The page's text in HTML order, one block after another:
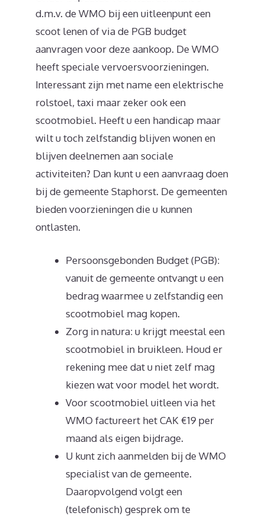
d.m.v. de WMO bij een uitleenpunt een
scoot lenen of via de PGB budget
aanvragen voor deze aankoop. De WMO
heeft speciale vervoersvoorzieningen.
Interessant zijn met name een elektrische
rolstoel, taxi maar zeker ook een
scootmobiel. Heeft u een handicap maar
wilt u toch zelfstandig blijven wonen en
blijven deelnemen aan sociale
activiteiten? Dan kunt u een aanvraag doen
bij de gemeente Staphorst. De gemeenten
bieden voorzieningen die u kunnen
ontlasten.
Persoonsgebonden Budget (PGB):
vanuit de gemeente ontvangt u een
bedrag waarmee u zelfstandig een
scootmobiel mag kopen.
Zorg in natura: u krijgt meestal een
scootmobiel in bruikleen. Houd er
rekening mee dat u niet zelf mag
kiezen wat voor model het wordt.
Voor scootmobiel uitleen via het
WMO factureert het CAK €19 per
maand als eigen bijdrage.
U kunt zich aanmelden bij de WMO
specialist van de gemeente.
Daaropvolgend volgt een
(telefonisch) gesprek om te